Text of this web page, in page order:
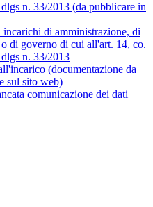
n. 33/2013 (da pubblicare in
di amministrazione, di
di governo di cui all'art. 14, co.
n. 33/2013
(documentazione da
sul sito web)
comunicazione dei dati